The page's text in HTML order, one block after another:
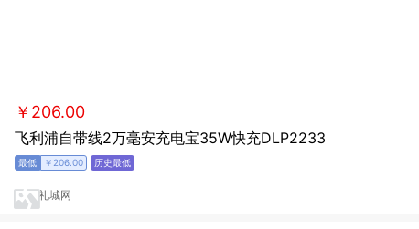
￥206.00
飞利浦自带线2万毫安充电宝35W快充DLP2233
￥206.00
礼城网